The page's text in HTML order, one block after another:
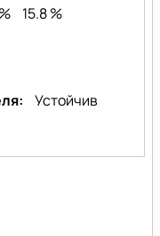
15.8 %
Устойчив